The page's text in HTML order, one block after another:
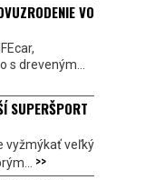
VO
s dreveným...
SUPERŠPORT
vyžmýkať veľký
>>